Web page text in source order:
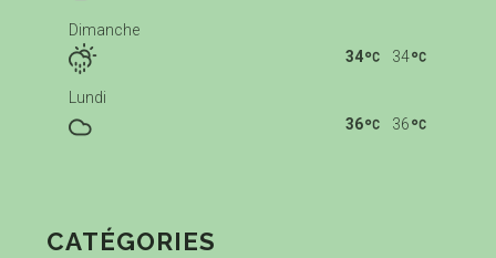
Dimanche
34
34
Lundi
36
36
CATÉGORIES